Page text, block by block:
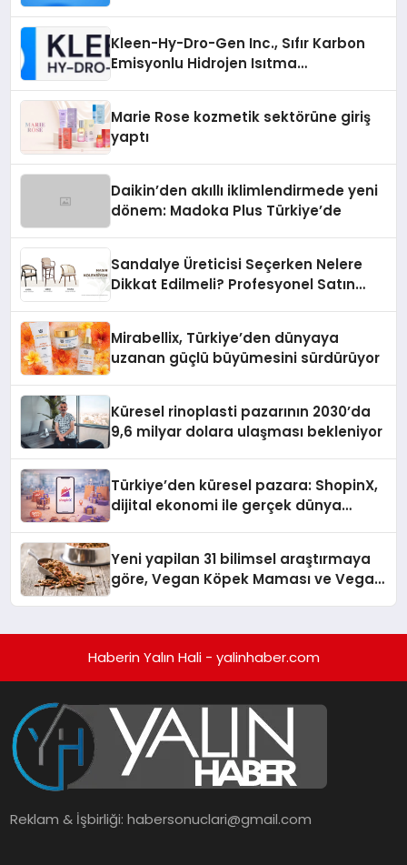
Kleen-Hy-Dro-Gen Inc., Sıfır Karbon
Emisyonlu Hidrojen Isıtma
Marie Rose kozmetik sektörüne giriş
yaptı
Daikin’den akıllı iklimlendirmede yeni
dönem: Madoka Plus Türkiye’de
Sandalye Üreticisi Seçerken Nelere
Dikkat Edilmeli? Profesyonel Satın
Mirabellix, Türkiye’den dünyaya
uzanan güçlü büyümesini sürdürüyor
Küresel rinoplasti pazarının 2030’da
9,6 milyar dolara ulaşması bekleniyor
Türkiye’den küresel pazara: ShopinX,
dijital ekonomi ile gerçek dünya
Yeni yapilan 31 bilimsel araştırmaya
göre, Vegan Köpek Maması ve Vegan
Haberin Yalın Hali - yalinhaber.com
Reklam & İşbirliği:habersonuclari@gmail.com